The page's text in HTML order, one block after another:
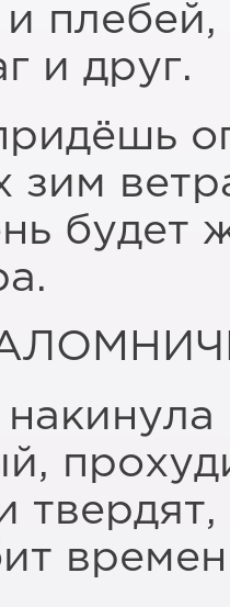
плебей,
и друг.
зим
будет